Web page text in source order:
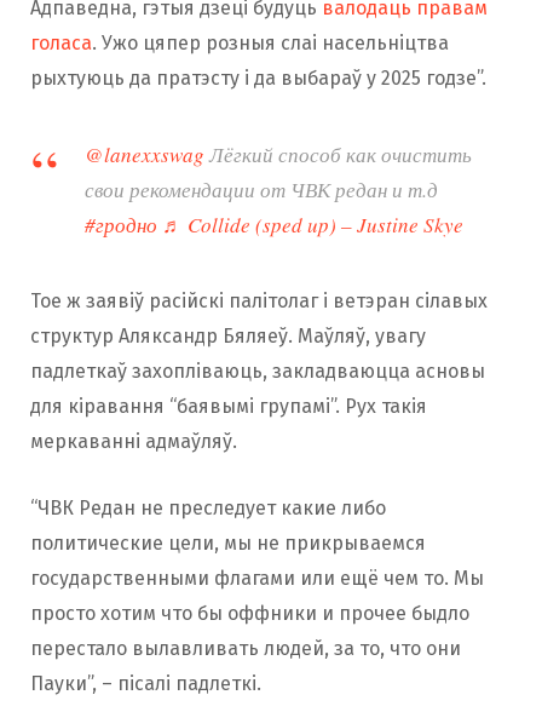
Адпаведна, гэтыя дзеці будуць валодаць правам
голаса. Ужо цяпер розныя слаі насельніцтва
рыхтуюць да пратэсту і да выбараў у 2025 годзе”.
@lanexxswagЛёгкий способ как очистить
свои рекомендации от ЧВК редан и т.д
#гродно ♬ Collide (sped up) – Justine Skye
Тое ж заявіў расійскі палітолаг і ветэран сілавых
структур Аляксандр Бяляеў. Маўляў, увагу
падлеткаў захопліваюць, закладваюцца асновы
для кіравання “баявымі групамі”. Рух такія
меркаванні адмаўляў.
“ЧВК Редан не преследует какие либо
политические цели, мы не прикрываемся
государственными флагами или ещё чем то. Мы
просто хотим что бы оффники и прочее быдло
перестало вылавливать людей, за то, что они
Пауки”, – пісалі падлеткі.